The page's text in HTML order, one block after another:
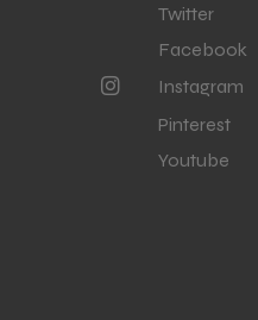
Twitter
Facebook
Instagram
Pinterest
Youtube